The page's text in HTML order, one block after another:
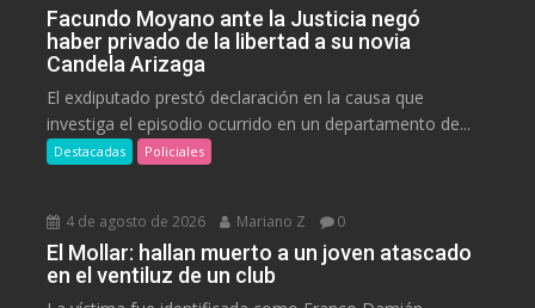
Facundo Moyano ante la Justicia negó
haber privado de la libertad a su novia
Candela Arizaga
El exdiputado prestó declaración en la causa que
investiga el episodio ocurrido en un departamento de...
Destacadas Policiales
4 de agosto de 2026 Mariano Z 0
El Mollar: hallan muerto a un joven atascado
en el ventiluz de un club